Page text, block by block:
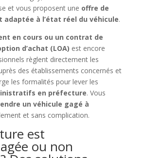
et vous proposent une offre de
adaptée à l’état réel du véhicule.
en cours ou un contrat de
d’achat (LOA) est encore
règlent directement les
des établissements concernés et
les formalités pour lever les
en préfecture. Vous
un véhicule gagé à
et sans complication.
est
ou non